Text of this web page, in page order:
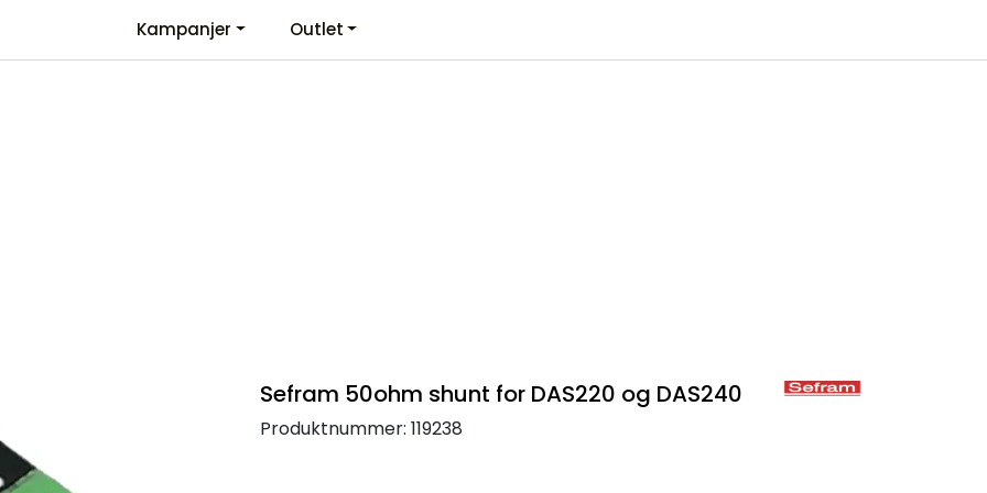
KontaktinformasjonKampanjer Outlet
Sefram 50ohm shunt for DAS220 og DAS240
Produktnummer: 119238